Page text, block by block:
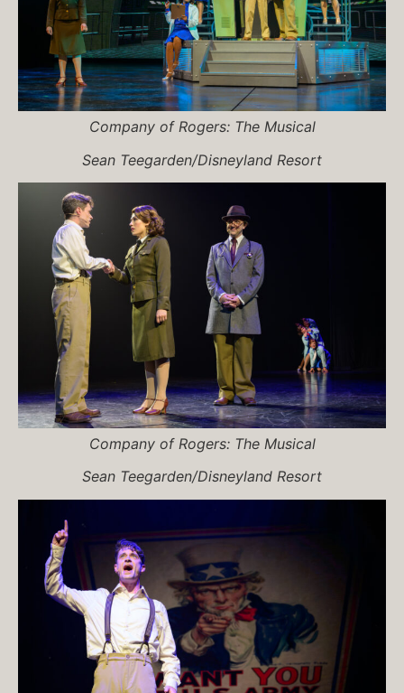
Company of Rogers: The Musical
Sean Teegarden/Disneyland Resort
Company of Rogers: The Musical
Sean Teegarden/Disneyland Resort